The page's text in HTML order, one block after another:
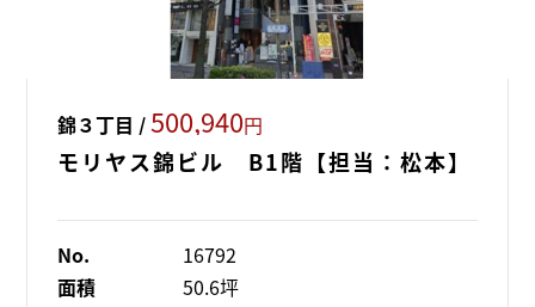
錦３丁目 /500,940円
モリヤス錦ビル B1階【担当：松本】
No.
16792
面積
50.6坪